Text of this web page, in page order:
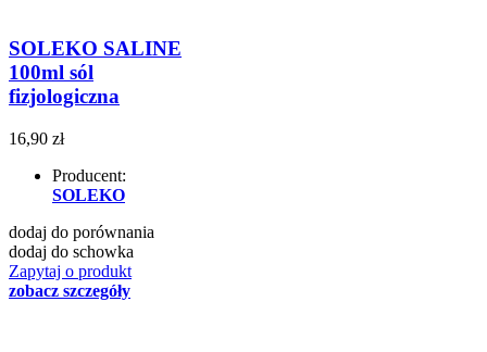
SOLEKO SALINE
100ml sól
fizjologiczna
16,90 zł
Producent:
SOLEKO
dodaj do porównania
dodaj do schowka
Zapytaj o produkt
zobacz szczegóły